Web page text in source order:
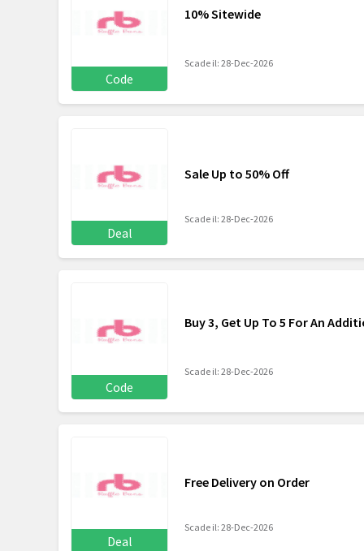
Code
10% Sitewide
Scade il: 28-Dec-2026
Deal
Sale Up to 50% Off
Scade il: 28-Dec-2026
Code
Buy 3, Get Up To 5 For An
Scade il: 28-Dec-2026
Deal
Free Delivery on Order
Scade il: 28-Dec-2026